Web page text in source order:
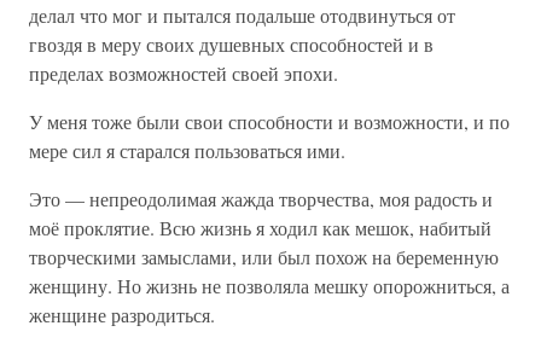
делал что мог и пытался подальше отодвинуться от
гвоздя в меру своих душевных способностей и в
пределах возможностей своей эпохи.
У меня тоже были свои способности и возможности, и по
мере сил я старался пользоваться ими.
Это — непреодолимая жажда творчества, моя радость и
моё проклятие. Всю жизнь я ходил как мешок, набитый
творческими замыслами, или был похож на беременную
женщину. Но жизнь не позволяла мешку опорожниться, а
женщине разродиться.